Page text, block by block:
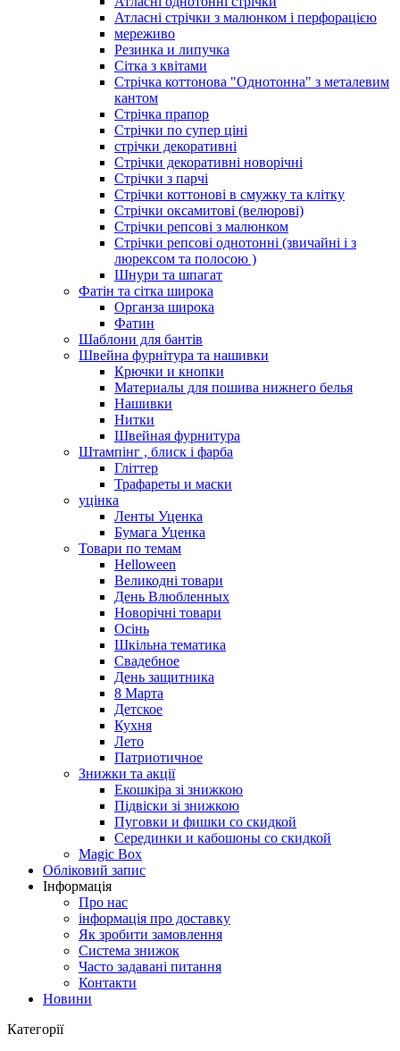
Атласні стрічки з малюнком і перфорацією
мереживо
Резинка и липучка
Сітка з квітами
Стрічка коттонова "Однотонна" з металевим
кантом
Стрічка прапор
Стрічки по супер ціні
стрічки декоративні
Стрічки декоративні новорічні
Стрічки з парчі
Стрічки коттонові в смужку та клітку
Стрічки оксамитові (велюрові)
Стрічки репсові з малюнком
Стрічки репсові однотонні (звичайні і з
люрексом та полосою )
Шнури та шпагат
Фатін та сітка широка
Органза широка
Фатин
Шаблони для бантів
Швейна фурнітура та нашивки
Крючки и кнопки
Материалы для пошива нижнего белья
Нашивки
Нитки
Швейная фурнитура
Штампінг , блиск і фарба
Гліттер
Трафареты и маски
уцінка
Ленты Уценка
Бумага Уценка
Товари по темам
Helloween
Великодні товари
День Влюбленных
Новорічні товари
Осінь
Шкільна тематика
Свадебное
День защитника
8 Марта
Детское
Кухня
Лето
Патриотичное
Знижки та акції
Екошкіра зі знижкою
Підвіски зі знижкою
Пуговки и фишки со скидкой
Серединки и кабошоны со скидкой
Magic Box
Обліковий запис
Інформація
Про нас
інформація про доставку
Як зробити замовлення
Система знижок
Часто задавані питання
Контакти
Новини
Категорії